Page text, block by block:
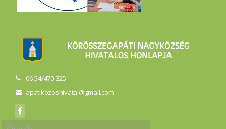
06-54/470-325
apatikozoshivatal@gmail.com